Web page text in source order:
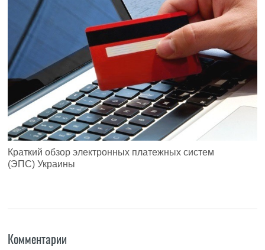
Краткий обзор электронных платежных систем
(ЭПС) Украины
Комментарии